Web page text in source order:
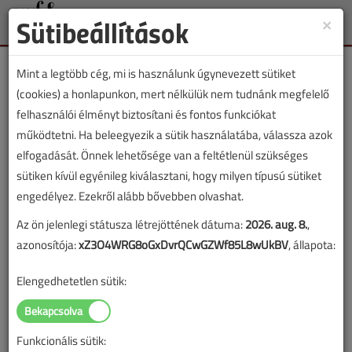
Toggle
Milyen csővel köti be az új
gázkazánt?
Peremezhető bordáscső (KATT-cső), bordás
flexi, forrasztott réz stb.
Az új kazánok bekötésére számtalan megoldás kínálkozik, így
gyakran láthatunk működő, ám egészen hajmeresztő látványt
produkáló megoldásokat.
×
Sütibeállítások
Mint a legtöbb cég, mi is használunk úgynevezett sütiket
(cookies) a honlapunkon, mert nélkülük nem tudnánk megfelelő
felhasználói élményt biztosítani és fontos funkciókat
működtetni. Ha beleegyezik a sütik használatába, válassza azok
elfogadását. Önnek lehetősége van a feltétlenül szükséges
sütiken kívül egyénileg kiválasztani, hogy milyen típusú sütiket
engedélyez. Ezekről alább bővebben olvashat.
Az ön jelenlegi státusza létrejöttének dátuma:2026. aug. 8.,
azonosítója:xZ3O4WRG8oGxDvrQCwGZWf85L8wUkBV, állapota:
Elengedhetetlen sütik:
Funkcionális sütik: